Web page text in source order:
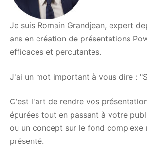
Je suis Romain Grandjean, expert
ans en création de présentations
efficaces et percutantes.
J'ai un mot important à vous dire :
C'est l'art de rendre vos
épurées tout en passant à votre
ou un concept sur le fond complexe
présenté.